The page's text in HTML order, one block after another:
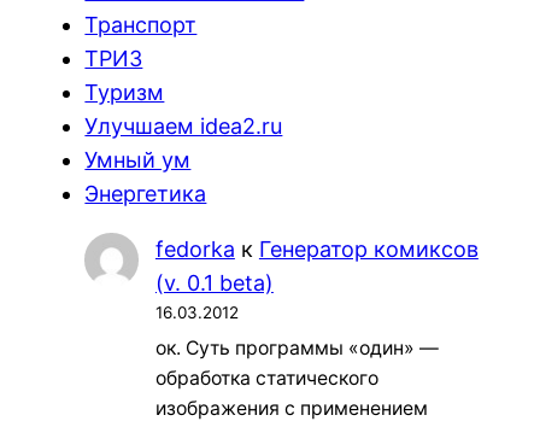
Транспорт
ТРИЗ
Туризм
Улучшаем idea2.ru
Умный ум
Энергетика
fedorka к Генератор комиксов
(v. 0.1 beta)
16.03.2012
ок. Суть программы «один» —
обработка статического
изображения с применением